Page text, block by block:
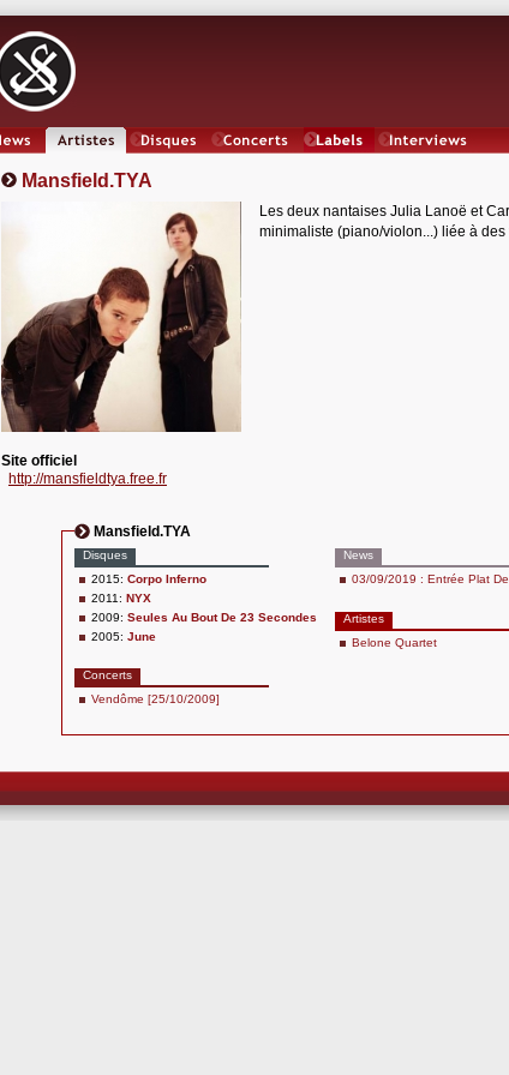
Mansfield.TYA
Les deux nantaises Julia Lanoë et
minimaliste (piano/violon...) liée à
Site officiel
http://mansfieldtya.free.fr
Mansfield.TYA
Disques
2015: Corpo Inferno
2011: NYX
2009: Seules Au Bout De 23 Secondes
2005: June
Concerts
Vendôme [25/10/2009]
News
03/09/2019 : Entrée Plat
Artistes
Belone Quartet